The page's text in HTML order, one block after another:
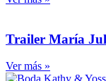
Trailer María
Ver más »